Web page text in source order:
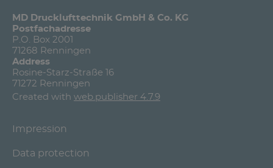
MD Drucklufttechnik GmbH & Co. KG
Postfachadresse
P.O. Box 2001
71268 Renningen
Address
Rosine-Starz-Straße 16
71272 Renningen
Created with web.publisher 4.7.9
Impression
Data protection